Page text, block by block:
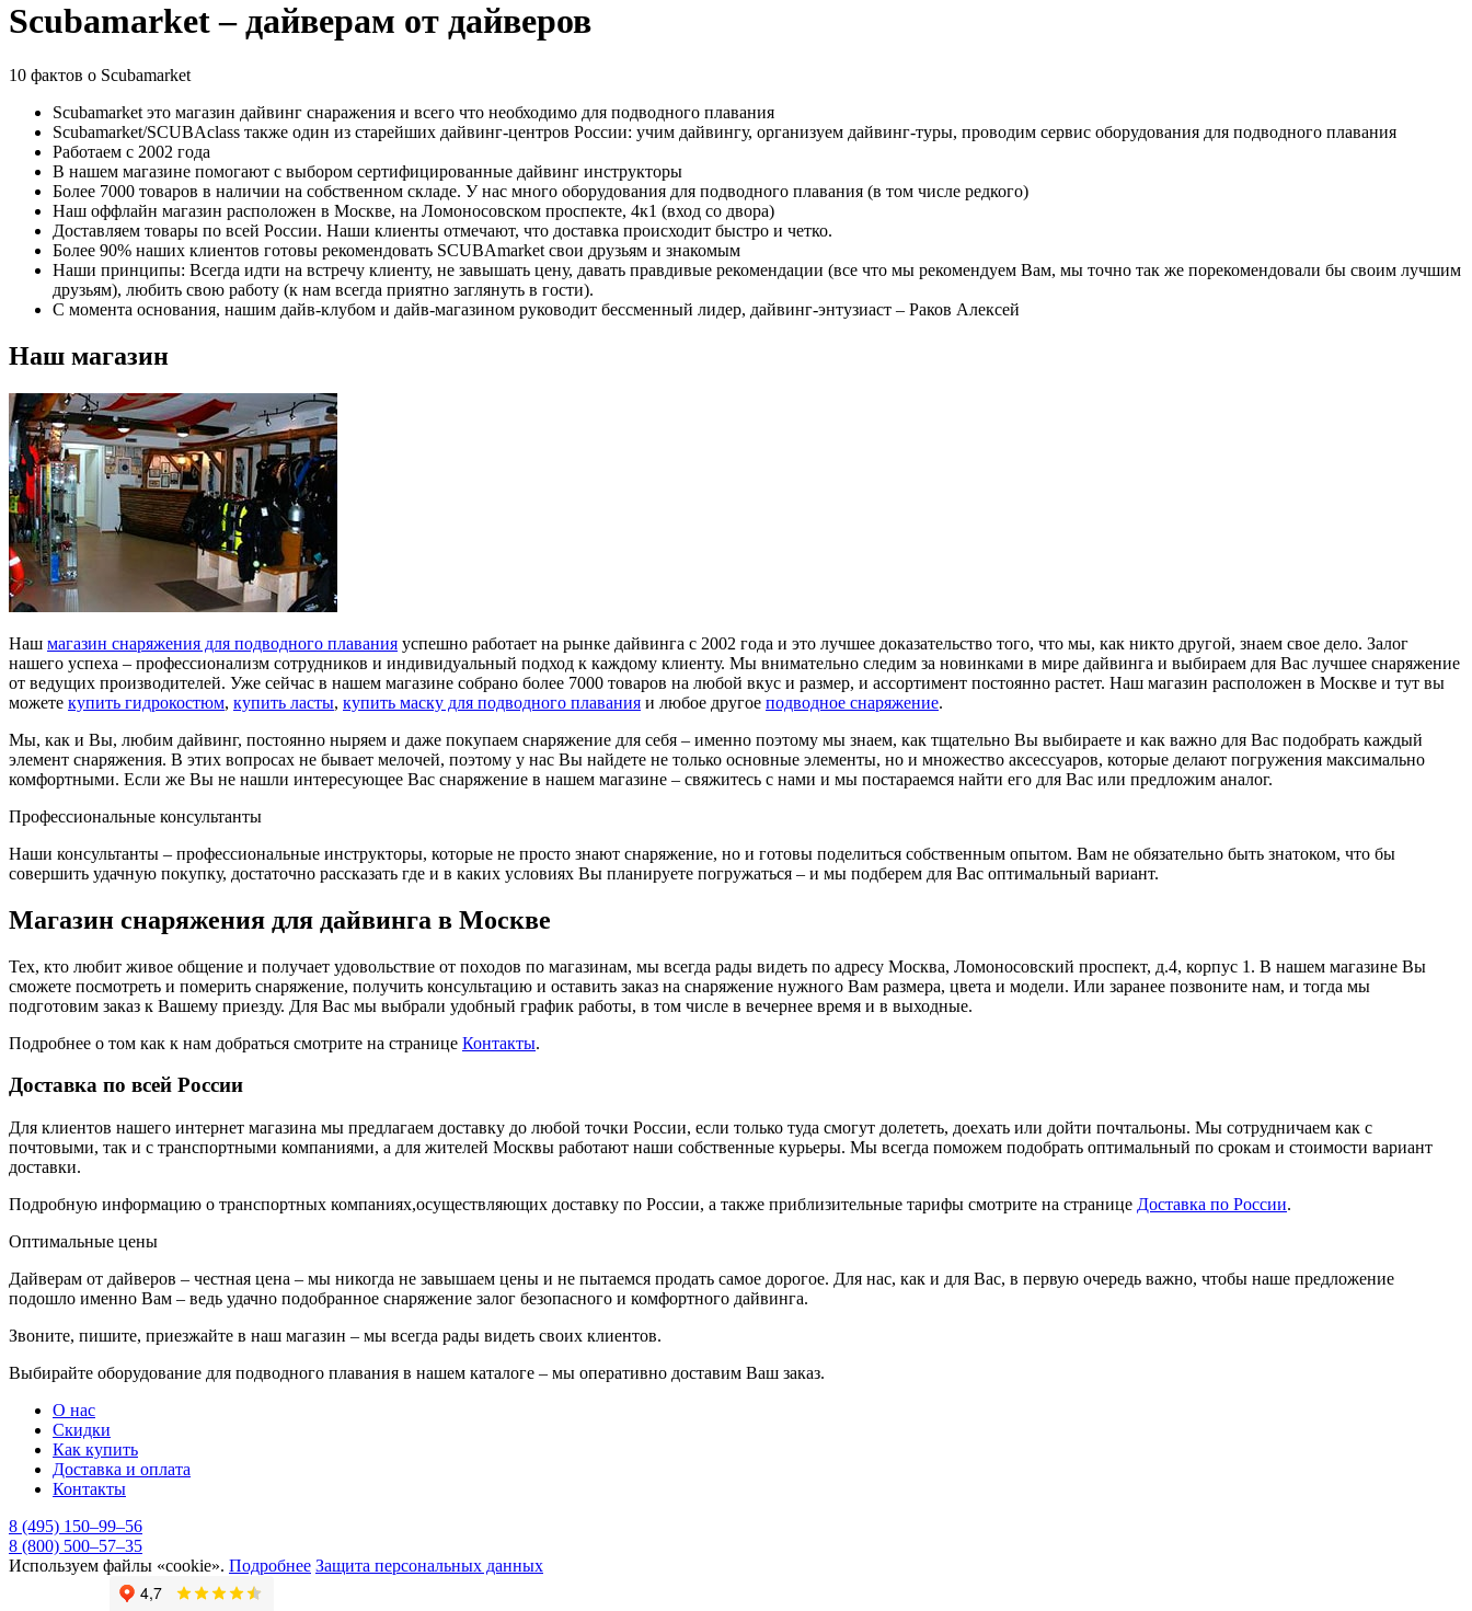
Scubamarket – дайверам от дайверов
10 фактов о Scubamarket
Scubamarket это магазин дайвинг снаражения и всего что необходимо для подводного плавания
Scubamarket/SCUBAclass также один из старейших дайвинг-центров России: учим дайвингу, организуем дайвинг-туры, проводим сервис оборудования для подводного плавания
Работаем с 2002 года
В нашем магазине помогают с выбором сертифицированные дайвинг инструкторы
Более 7000 товаров в наличии на собственном складе. У нас много оборудования для подводного плавания (в том числе редкого)
Наш оффлайн магазин расположен в Москве, на Ломоносовском проспекте, 4к1 (вход со двора)
Доставляем товары по всей России. Наши клиенты отмечают, что доставка происходит быстро и четко.
Более 90% наших клиентов готовы рекомендовать SCUBAmarket свои друзьям и знакомым
Наши принципы: Всегда идти на встречу клиенту, не завышать цену, давать правдивые рекомендации (все что мы рекомендуем Вам, мы точно так же порекомендовали бы своим лучшим
друзьям), любить свою работу (к нам всегда приятно заглянуть в гости).
С момента основания, нашим дайв-клубом и дайв-магазином руководит бессменный лидер, дайвинг-энтузиаст – Раков Алексей
Наш магазин
Наш магазин снаряжения для подводного плавания успешно работает на рынке дайвинга с 2002 года и это лучшее доказательство того, что мы, как никто другой, знаем свое дело. Залог
нашего успеха – профессионализм сотрудников и индивидуальный подход к каждому клиенту. Мы внимательно следим за новинками в мире дайвинга и выбираем для Вас лучшее снаряжение
от ведущих производителей. Уже сейчас в нашем магазине собрано более 7000 товаров на любой вкус и размер, и ассортимент постоянно растет. Наш магазин расположен в Москве и тут вы
можете купить гидрокостюм, купить ласты, купить маску для подводного плавания и любое другое подводное снаряжение.
Мы, как и Вы, любим дайвинг, постоянно ныряем и даже покупаем снаряжение для себя – именно поэтому мы знаем, как тщательно Вы выбираете и как важно для Вас подобрать каждый
элемент снаряжения. В этих вопросах не бывает мелочей, поэтому у нас Вы найдете не только основные элементы, но и множество аксессуаров, которые делают погружения максимально
комфортными. Если же Вы не нашли интересующее Вас снаряжение в нашем магазине – свяжитесь с нами и мы постараемся найти его для Вас или предложим аналог.
Профессиональные консультанты
Наши консультанты – профессиональные инструкторы, которые не просто знают снаряжение, но и готовы поделиться собственным опытом. Вам не обязательно быть знатоком, что бы
совершить удачную покупку, достаточно рассказать где и в каких условиях Вы планируете погружаться – и мы подберем для Вас оптимальный вариант.
Магазин снаряжения для дайвинга в Москве
Тех, кто любит живое общение и получает удовольствие от походов по магазинам, мы всегда рады видеть по адресу Москва, Ломоносовский проспект, д.4, корпус 1. В нашем магазине Вы
сможете посмотреть и померить снаряжение, получить консультацию и оставить заказ на снаряжение нужного Вам размера, цвета и модели. Или заранее позвоните нам, и тогда мы
подготовим заказ к Вашему приезду. Для Вас мы выбрали удобный график работы, в том числе в вечернее время и в выходные.
Подробнее о том как к нам добраться смотрите на странице Контакты.
Доставка по всей России
Для клиентов нашего интернет магазина мы предлагаем доставку до любой точки России, если только туда смогут долететь, доехать или дойти почтальоны. Мы сотрудничаем как с
почтовыми, так и с транспортными компаниями, а для жителей Москвы работают наши собственные курьеры. Мы всегда поможем подобрать оптимальный по срокам и стоимости вариант
доставки.
Подробную информацию о транспортных компаниях,осуществляющих доставку по России, а также приблизительные тарифы смотрите на странице Доставка по России.
Оптимальные цены
Дайверам от дайверов – честная цена – мы никогда не завышаем цены и не пытаемся продать самое дорогое. Для нас, как и для Вас, в первую очередь важно, чтобы наше предложение
подошло именно Вам – ведь удачно подобранное снаряжение залог безопасного и комфортного дайвинга.
Звоните, пишите, приезжайте в наш магазин – мы всегда рады видеть своих клиентов.
Выбирайте оборудование для подводного плавания в нашем каталоге – мы оперативно доставим Ваш заказ.
О нас
Скидки
Как купить
Доставка и оплата
Контакты
8 (495) 150–99–56
8 (800) 500–57–35
Используем файлы «cookie». Подробнее Защита персональных данных